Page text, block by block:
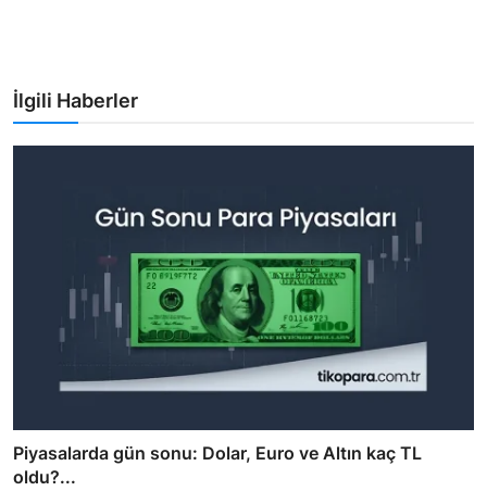
İlgili Haberler
Piyasalarda gün sonu: Dolar, Euro ve Altın kaç TL
oldu?...